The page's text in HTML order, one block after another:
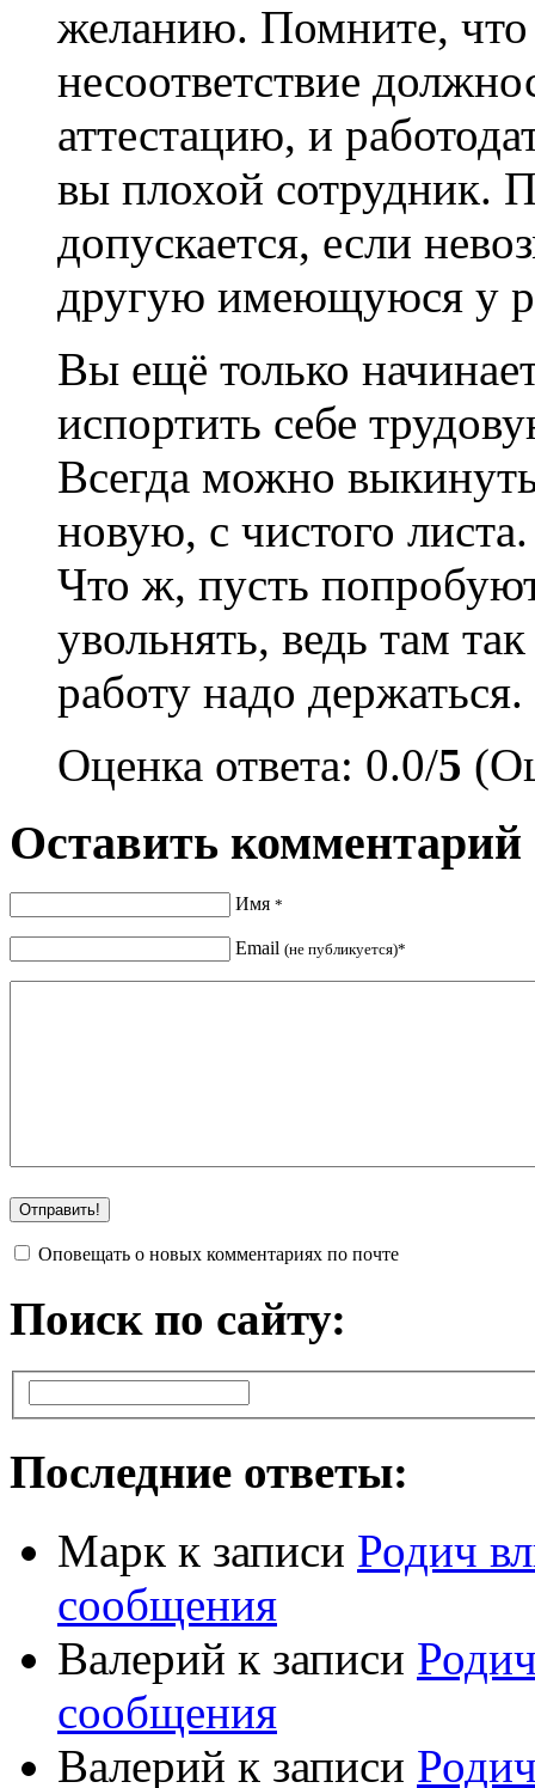
желанию. Помните, что
несоответствие
аттестацию, и
вы плохой сотрудник.
допускается, если
другую имеющуюся у
Вы ещё только
испортить себе
Всегда можно
новую, с чистого
Что ж, пусть
увольнять, ведь там
работу надо держаться.
Оценка ответа: 0.0/5
Оставить комментарий
Имя *
Email (не публикуется)*
Оповещать о новых комментариях по почте
Поиск по сайту:
Последние ответы:
Марк к записи Родич
сообщения
Валерий к записи
сообщения
Валерий к записи